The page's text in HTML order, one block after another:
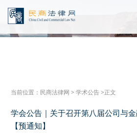
当前位置： 民商法律网 >学术公告>正文
学会公告｜关于召开第八届公司与
【预通知】